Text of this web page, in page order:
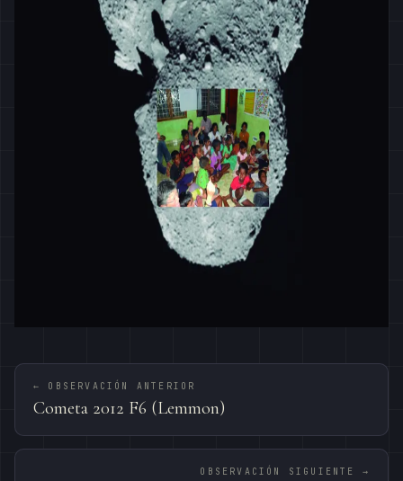
← OBSERVACIÓN ANTERIOR
Cometa 2012 F6 (Lemmon)
OBSERVACIÓN SIGUIENTE →